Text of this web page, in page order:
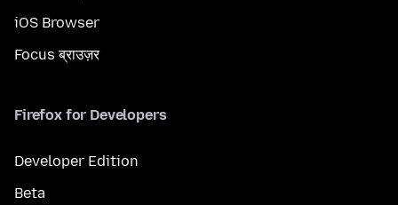
iOS Browser
Focus ब्राउज़र
Firefox for Developers
Developer Edition
Beta